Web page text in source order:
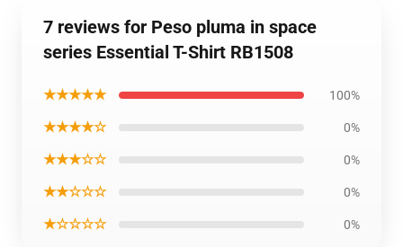
7 reviews for Peso pluma in space
series Essential T-Shirt RB1508
★★★★★ 100%
★★★★☆ 0%
★★★☆☆ 0%
★★☆☆☆ 0%
★☆☆☆☆ 0%